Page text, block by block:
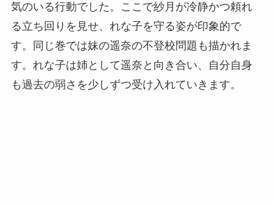
気のいる行動でした。ここで紗月が冷静かつ頼れ
る立ち回りを見せ、れな子を守る姿が印象的で
す。同じ巻では妹の遥奈の不登校問題も描かれま
す。れな子は姉として遥奈と向き合い、自分自身
も過去の弱さを少しずつ受け入れていきます。